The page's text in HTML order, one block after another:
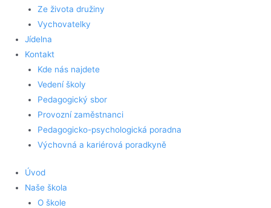
Ze života družiny
Vychovatelky
Jídelna
Kontakt
Kde nás najdete
Vedení školy
Pedagogický sbor
Provozní zaměstnanci
Pedagogicko-psychologická poradna
Výchovná a kariérová poradkyně
Úvod
Naše škola
O škole